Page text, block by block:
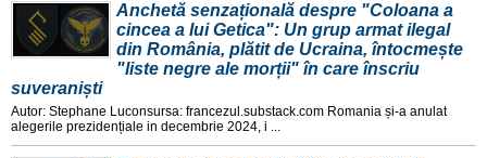
Anchetă senzațională despre "Coloana a
cincea a lui Getica": Un grup armat ilegal
din România, plătit de Ucraina, întocmește
"liste negre ale morții" în care înscriu
suveraniști
Autor: Stephane Luconsursa: francezul.substack.com Romania și-a anulat
alegerile prezidențiale in decembrie 2024, i ...